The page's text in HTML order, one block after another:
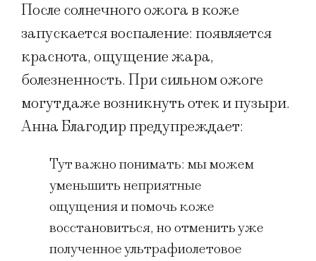
После солнечного ожога в коже
запускается воспаление: появляется
краснота, ощущение жара,
болезненность. При сильном ожоге
могут даже возникнуть отек и пузыри.
Анна Благодир предупреждает:
Тут важно понимать: мы можем
уменьшить неприятные
ощущения и помочь коже
восстановиться, но отменить уже
полученное ультрафиолетовое